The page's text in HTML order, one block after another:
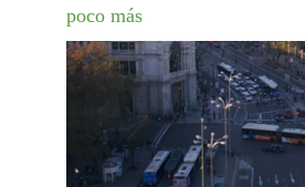
poco más